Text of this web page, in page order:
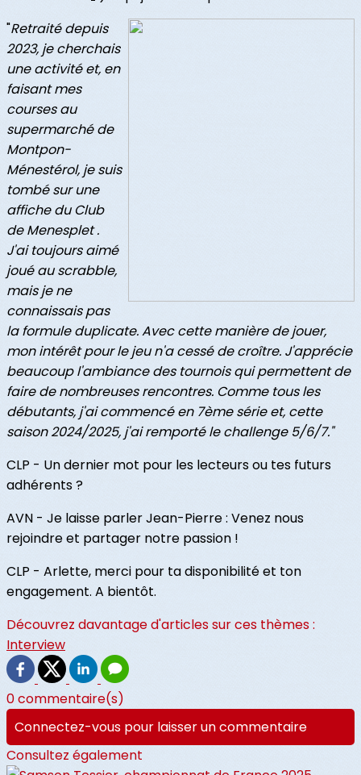
"Retraité depuis
2023, je cherchais
une activité et, en
faisant mes
courses au
supermarché de
Montpon-
Ménestérol, je suis
tombé sur une
affiche du Club
de Menesplet .
J'ai toujours aimé
joué au scrabble,
mais je ne
connaissais pas
la formule duplicate. Avec cette manière de jouer,
mon intérêt pour le jeu n'a cessé de croître. J'apprécie
beaucoup l'ambiance des tournois qui permettent de
faire de nombreuses rencontres. Comme tous les
débutants, j'ai commencé en 7ème série et, cette
saison 2024/2025, j'ai remporté le challenge 5/6/7."
CLP - Un dernier mot pour les lecteurs ou tes futurs
adhérents ?
AVN - Je laisse parler Jean-Pierre : Venez nous
rejoindre et partager notre passion !
CLP - Arlette, merci pour ta disponibilité et ton
engagement. A bientôt.
Découvrez davantage d'articles sur ces thèmes :
Interview
0 commentaire(s)
Connectez-vous pour laisser un commentaire
Consultez également